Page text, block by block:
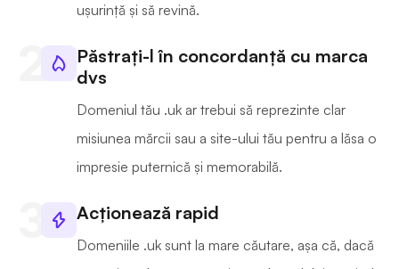
ușurință și să revină.
Păstrați-l în concordanță cu marca
dvs
Domeniul tău .uk ar trebui să reprezinte clar
misiunea mărcii sau a site-ului tău pentru a lăsa o
impresie puternică și memorabilă.
Acționează rapid
Domeniile .uk sunt la mare căutare, așa că, dacă